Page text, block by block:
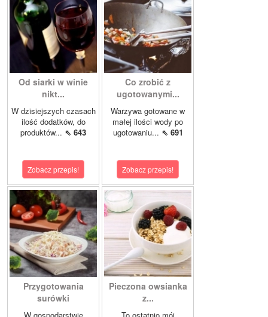
Od siarki w winie
nikt...
W dzisiejszych czasach
ilość dodatków, do
produktów... ⇖ 643
Zobacz przepis!
Co zrobić z
ugotowanymi...
Warzywa gotowane w
małej ilości wody po
ugotowaniu... ⇖ 691
Zobacz przepis!
Przygotowania
surówki
Pieczona owsianka
z...